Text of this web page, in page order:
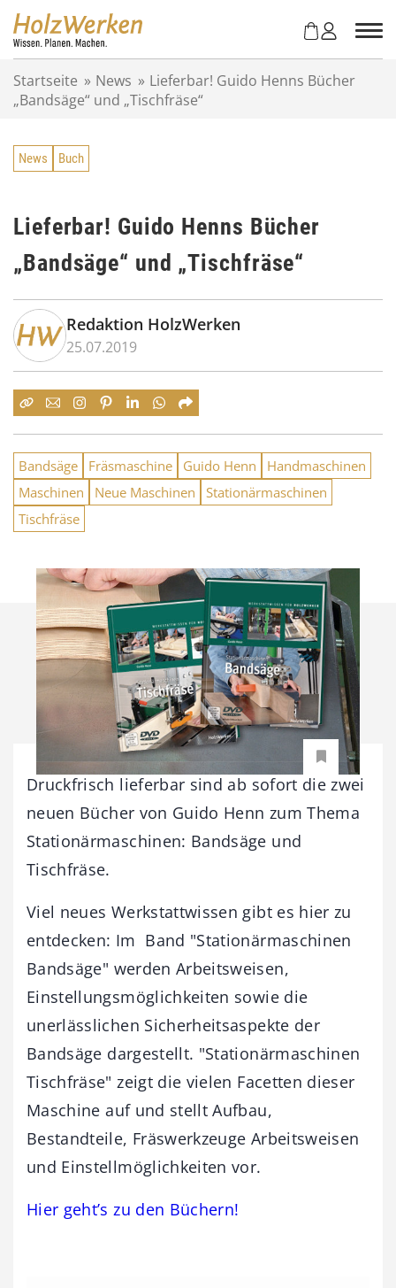
Startseite » News » Lieferbar! Guido Henns Bücher
„Bandsäge“ und „Tischfräse“
News Buch
Lieferbar! Guido Henns Bücher
„Bandsäge“ und „Tischfräse“
Redaktion HolzWerken
25.07.2019
Bandsäge Fräsmaschine Guido Henn
Handmaschinen
Maschinen
Neue Maschinen
Stationärmaschinen
Tischfräse
Druckfrisch lieferbar sind ab sofort die zwei
neuen Bücher von Guido Henn zum Thema
Stationärmaschinen: Bandsäge und
Tischfräse.
Viel neues Werkstattwissen gibt es hier zu
entdecken: Im Band "Stationärmaschinen
Bandsäge" werden Arbeitsweisen,
Einstellungsmöglichkeiten sowie die
unerlässlichen Sicherheitsaspekte der
Bandsäge dargestellt. "Stationärmaschinen
Tischfräse" zeigt die vielen Facetten dieser
Maschine auf und stellt Aufbau,
Bestandteile, Fräswerkzeuge Arbeitsweisen
und Einstellmöglichkeiten vor.
Hier geht’s zu den Büchern!